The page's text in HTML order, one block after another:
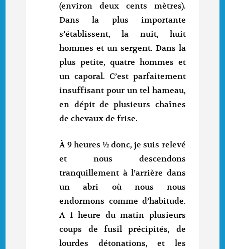
(environ deux cents mètres).
Dans la plus importante
s’établissent, la nuit, huit
hommes et un sergent. Dans la
plus petite, quatre hommes et
un caporal. C’est parfaitement
insuffisant pour un tel hameau,
en dépit de plusieurs chaînes
de chevaux de frise.
À 9 heures ½ donc, je suis relevé
et nous descendons
tranquillement à l’arrière dans
un abri où nous nous
endormons comme d’habitude.
A 1 heure du matin plusieurs
coups de fusil précipités, de
lourdes détonations, et les